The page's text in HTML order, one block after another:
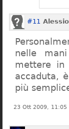
#11 Alessio
nelle
mettere in
accaduta,
più
23 Ott 2009, 11:05